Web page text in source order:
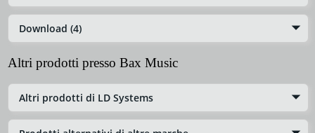
Download (4)
Altri prodotti presso Bax Music
Altri prodotti di LD Systems